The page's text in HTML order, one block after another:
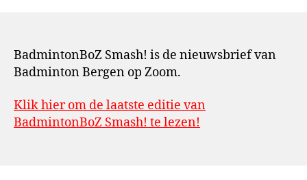
BadmintonBoZ Smash! is de nieuwsbrief van
Badminton Bergen op Zoom.
Klik hier om de laatste editie van
BadmintonBoZ Smash! te lezen!